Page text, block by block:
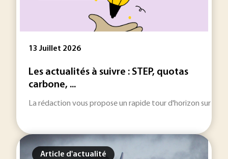
13 Juillet 2026
Les actualités à suivre : STEP, quotas
carbone, ...
La rédaction vous propose un rapide tour d'horizon sur les
Article d'actualité